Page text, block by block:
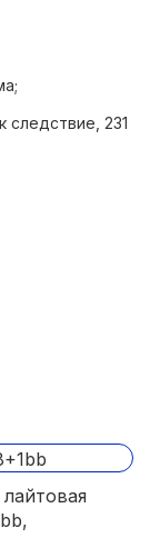
следствие, 231